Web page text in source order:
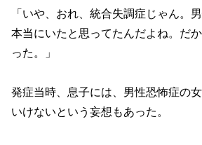
「いや、おれ、統合失調症じゃん。
本当にいたと思ってたんだよね。だ
った。」
発症当時、息子には、男性恐怖症の
いけないという妄想もあった。